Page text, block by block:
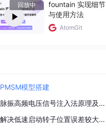
回放中
fountain 实现细节
与使用方法
AtomGit
PMSM模型搭建
脉振高频电压信号注入法原理及实现
解决低速启动转子位置误差较大问题